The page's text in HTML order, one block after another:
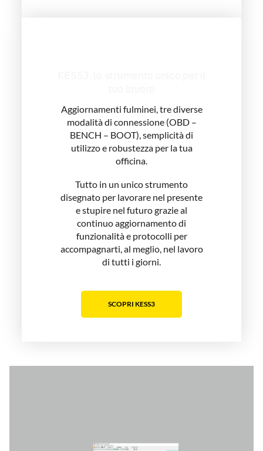
Aggiornamenti fulminei, tre diverse
modalità di connessione (OBD –
BENCH – BOOT), semplicità di
utilizzo e robustezza per la tua
officina.
Tutto in un unico strumento
disegnato per lavorare nel presente
e stupire nel futuro grazie al
continuo aggiornamento di
funzionalità e protocolli per
accompagnarti, al meglio, nel lavoro
di tutti i giorni.
SCOPRI KESS3